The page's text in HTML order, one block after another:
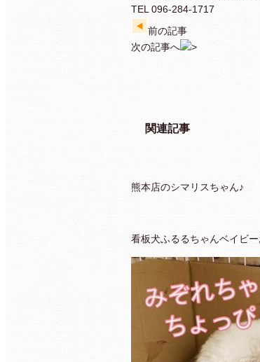
TEL 096-284-1717
前の記事
次の記事へ
関連記事
熊本店のシマリスちゃん♪
看板犬ふるるちゃんベイビ